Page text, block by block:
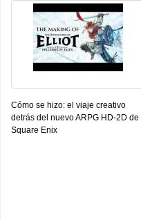
Cómo se hizo: el viaje creativo
detrás del nuevo ARPG HD-2D de
Square Enix